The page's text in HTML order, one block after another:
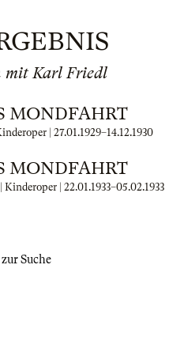
mit Karl Friedl
MONDFAHRT
| 27.01.1929–14.12.1930
MONDFAHRT
| 22.01.1933–05.02.1933
Suche